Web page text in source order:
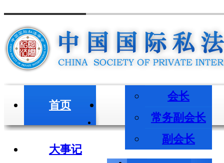
首页
会长
常务副会长
副会长
会长/副会长
大事记